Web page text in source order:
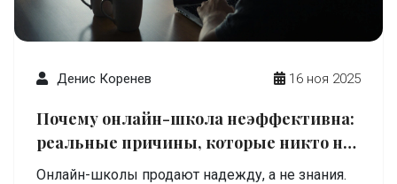
Денис Коренев 16 ноя 2025
Почему онлайн-школа неэффективна:
реальные причины, которые никто не
говорит
Онлайн-школы продают надежду, а не знания.